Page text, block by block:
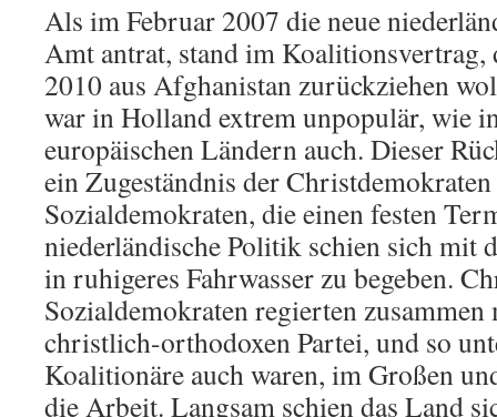
Als im Februar 2007 die neue
Amt antrat, stand im Koalitionsvertrag,
2010 aus Afghanistan zurückziehen
war in Holland extrem unpopulär, wie
europäischen Ländern auch. Dieser
ein Zugeständnis der
Sozialdemokraten, die einen festen
niederländische Politik schien sich mit
in ruhigeres Fahrwasser zu begeben.
Sozialdemokraten regierten
christlich-orthodoxen Partei, und so
Koalitionäre auch waren, im Großen
die Arbeit. Langsam schien das Land